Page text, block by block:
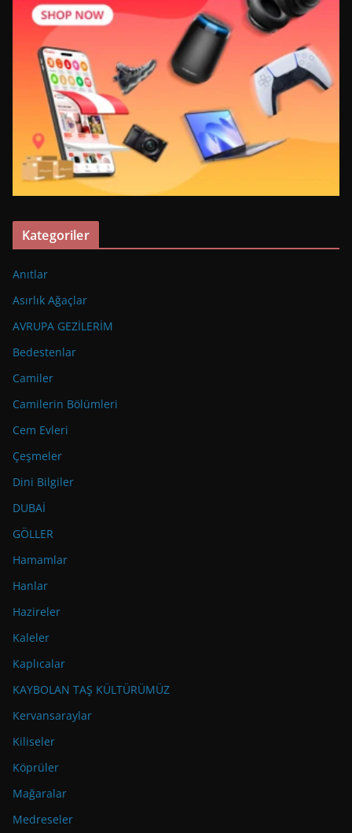
Kategoriler
Anıtlar
Asırlık Ağaçlar
AVRUPA GEZİLERİM
Bedestenlar
Camiler
Camilerin Bölümleri
Cem Evleri
Çeşmeler
Dini Bilgiler
DUBAİ
GÖLLER
Hamamlar
Hanlar
Hazireler
Kaleler
Kaplıcalar
KAYBOLAN TAŞ KÜLTÜRÜMÜZ
Kervansaraylar
Kiliseler
Köprüler
Mağaralar
Medreseler